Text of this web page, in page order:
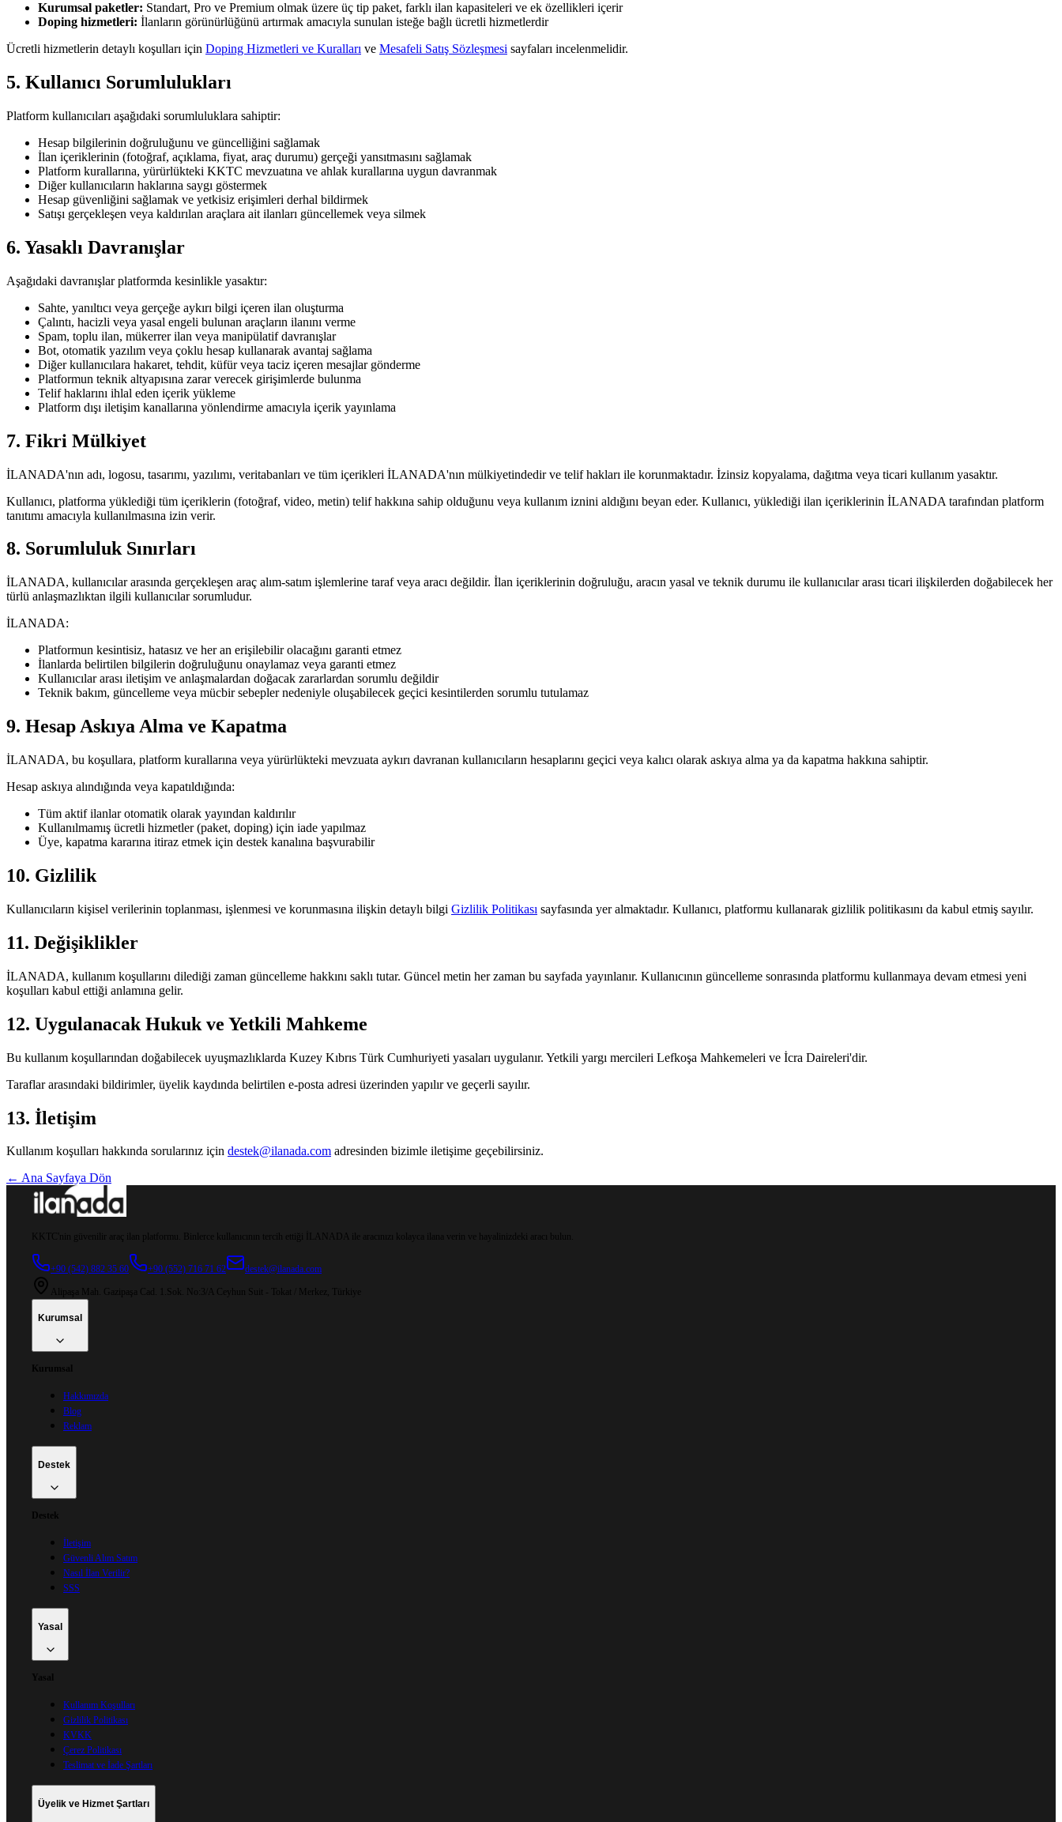
Kurumsal paketler: Standart, Pro ve Premium olmak üzere üç tip paket, farklı ilan kapasiteleri ve ek özellikleri içerir
Doping hizmetleri: İlanların görünürlüğünü artırmak amacıyla sunulan isteğe bağlı ücretli hizmetlerdir
Ücretli hizmetlerin detaylı koşulları için Doping Hizmetleri ve Kuralları ve Mesafeli Satış Sözleşmesi sayfaları incelenmelidir.
5. Kullanıcı Sorumlulukları
Platform kullanıcıları aşağıdaki sorumluluklara sahiptir:
Hesap bilgilerinin doğruluğunu ve güncelliğini sağlamak
İlan içeriklerinin (fotoğraf, açıklama, fiyat, araç durumu) gerçeği yansıtmasını sağlamak
Platform kurallarına, yürürlükteki KKTC mevzuatına ve ahlak kurallarına uygun davranmak
Diğer kullanıcıların haklarına saygı göstermek
Hesap güvenliğini sağlamak ve yetkisiz erişimleri derhal bildirmek
Satışı gerçekleşen veya kaldırılan araçlara ait ilanları güncellemek veya silmek
6. Yasaklı Davranışlar
Aşağıdaki davranışlar platformda kesinlikle yasaktır:
Sahte, yanıltıcı veya gerçeğe aykırı bilgi içeren ilan oluşturma
Çalıntı, hacizli veya yasal engeli bulunan araçların ilanını verme
Spam, toplu ilan, mükerrer ilan veya manipülatif davranışlar
Bot, otomatik yazılım veya çoklu hesap kullanarak avantaj sağlama
Diğer kullanıcılara hakaret, tehdit, küfür veya taciz içeren mesajlar gönderme
Platformun teknik altyapısına zarar verecek girişimlerde bulunma
Telif haklarını ihlal eden içerik yükleme
Platform dışı iletişim kanallarına yönlendirme amacıyla içerik yayınlama
7. Fikri Mülkiyet
İLANADA'nın adı, logosu, tasarımı, yazılımı, veritabanları ve tüm içerikleri İLANADA'nın mülkiyetindedir ve telif hakları ile korunmaktadır. İzinsiz kopyalama, dağıtma veya ticari kullanım yasaktır.
Kullanıcı, platforma yüklediği tüm içeriklerin (fotoğraf, video, metin) telif hakkına sahip olduğunu veya kullanım iznini aldığını beyan eder. Kullanıcı, yüklediği ilan içeriklerinin İLANADA tarafından platform
tanıtımı amacıyla kullanılmasına izin verir.
8. Sorumluluk Sınırları
İLANADA, kullanıcılar arasında gerçekleşen araç alım-satım işlemlerine taraf veya aracı değildir. İlan içeriklerinin doğruluğu, aracın yasal ve teknik durumu ile kullanıcılar arası ticari ilişkilerden doğabilecek her
türlü anlaşmazlıktan ilgili kullanıcılar sorumludur.
İLANADA:
Platformun kesintisiz, hatasız ve her an erişilebilir olacağını garanti etmez
İlanlarda belirtilen bilgilerin doğruluğunu onaylamaz veya garanti etmez
Kullanıcılar arası iletişim ve anlaşmalardan doğacak zararlardan sorumlu değildir
Teknik bakım, güncelleme veya mücbir sebepler nedeniyle oluşabilecek geçici kesintilerden sorumlu tutulamaz
9. Hesap Askıya Alma ve Kapatma
İLANADA, bu koşullara, platform kurallarına veya yürürlükteki mevzuata aykırı davranan kullanıcıların hesaplarını geçici veya kalıcı olarak askıya alma ya da kapatma hakkına sahiptir.
Hesap askıya alındığında veya kapatıldığında:
Tüm aktif ilanlar otomatik olarak yayından kaldırılır
Kullanılmamış ücretli hizmetler (paket, doping) için iade yapılmaz
Üye, kapatma kararına itiraz etmek için destek kanalına başvurabilir
10. Gizlilik
Kullanıcıların kişisel verilerinin toplanması, işlenmesi ve korunmasına ilişkin detaylı bilgi Gizlilik Politikası sayfasında yer almaktadır. Kullanıcı, platformu kullanarak gizlilik politikasını da kabul etmiş sayılır.
11. Değişiklikler
İLANADA, kullanım koşullarını dilediği zaman güncelleme hakkını saklı tutar. Güncel metin her zaman bu sayfada yayınlanır. Kullanıcının güncelleme sonrasında platformu kullanmaya devam etmesi yeni
koşulları kabul ettiği anlamına gelir.
12. Uygulanacak Hukuk ve Yetkili Mahkeme
Bu kullanım koşullarından doğabilecek uyuşmazlıklarda Kuzey Kıbrıs Türk Cumhuriyeti yasaları uygulanır. Yetkili yargı mercileri Lefkoşa Mahkemeleri ve İcra Daireleri'dir.
Taraflar arasındaki bildirimler, üyelik kaydında belirtilen e-posta adresi üzerinden yapılır ve geçerli sayılır.
13. İletişim
Kullanım koşulları hakkında sorularınız için destek@ilanada.com adresinden bizimle iletişime geçebilirsiniz.
← Ana Sayfaya Dön
KKTC'nin güvenilir araç ilan platformu. Binlerce kullanıcının tercih ettiği İLANADA ile aracınızı kolayca ilana verin ve hayalinizdeki aracı bulun.
+90 (542) 882 35 60 +90 (552) 716 71 62 destek@ilanada.com
Alipaşa Mah. Gazipaşa Cad. 1.Sok. No:3/A Ceyhun Suit - Tokat / Merkez, Türkiye
Kurumsal
Kurumsal
Hakkımızda
Blog
Reklam
Destek
Destek
İletişim
Güvenli Alım Satım
Nasıl İlan Verilir?
SSS
Yasal
Yasal
Kullanım Koşulları
Gizlilik Politikası
KVKK
Çerez Politikası
Teslimat ve İade Şartları
Üyelik ve Hizmet Şartları